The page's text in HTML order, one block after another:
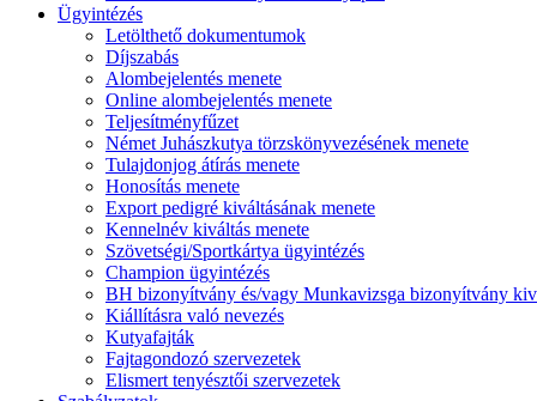
Ügyintézés
Letölthető dokumentumok
Díjszabás
Alombejelentés menete
Online alombejelentés menete
Teljesítményfűzet
Német Juhászkutya törzskönyvezésének menete
Tulajdonjog átírás menete
Honosítás menete
Export pedigré kiváltásának menete
Kennelnév kiváltás menete
Szövetségi/Sportkártya ügyintézés
Champion ügyintézés
BH bizonyítvány és/vagy Munkavizsga bizonyítvány
Kiállításra való nevezés
Kutyafajták
Fajtagondozó szervezetek
Elismert tenyésztői szervezetek